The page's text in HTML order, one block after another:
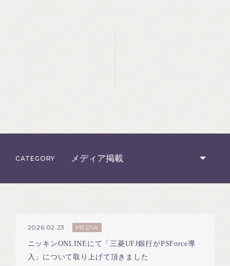
CATEGORY
2026.02.23 MEDIA
ニッキンONLINEにて「三菱UFJ銀行がPSForce導
入」について取り上げて頂きました